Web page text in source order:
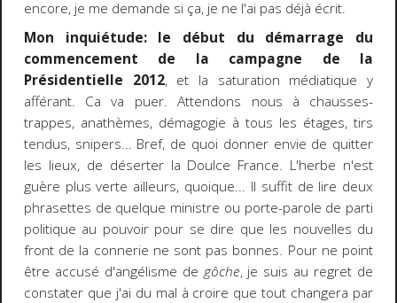
encore, je me demande si ça, je ne l'ai pas déjà écrit.
Mon inquiétude: le début du démarrage du
commencement de la campagne de la
Présidentielle 2012, et la saturation médiatique y
afférant. Ca va puer. Attendons nous à chausses-
trappes, anathèmes, démagogie à tous les étages, tirs
tendus, snipers... Bref, de quoi donner envie de quitter
les lieux, de déserter la Doulce France. L'herbe n'est
guère plus verte ailleurs, quoique... Il suffit de lire deux
phrasettes de quelque ministre ou porte-parole de parti
politique au pouvoir pour se dire que les nouvelles du
front de la connerie ne sont pas bonnes. Pour ne point
être accusé d'angélisme de gôche, je suis au regret de
constater que j'ai du mal à croire que tout changera par